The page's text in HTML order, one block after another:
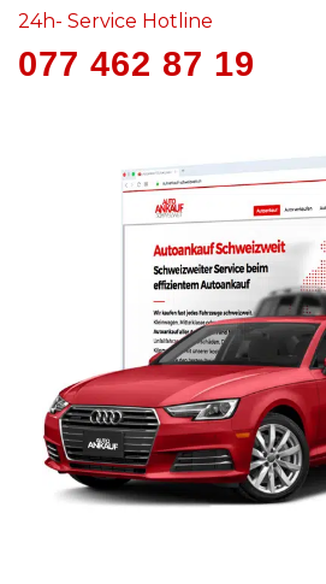
24h- Service Hotline
077 462 87 19